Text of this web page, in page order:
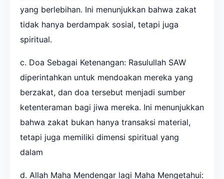
yang berlebihan. Ini menunjukkan bahwa zakat
tidak hanya berdampak sosial, tetapi juga
spiritual.
c. Doa Sebagai Ketenangan: Rasulullah SAW
diperintahkan untuk mendoakan mereka yang
berzakat, dan doa tersebut menjadi sumber
ketenteraman bagi jiwa mereka. Ini menunjukkan
bahwa zakat bukan hanya transaksi material,
tetapi juga memiliki dimensi spiritual yang
dalam
d. Allah Maha Mendengar lagi Maha Mengetahui: